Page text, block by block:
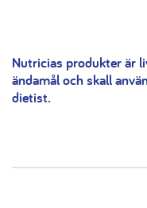
Nutricias produkter är
ändamål och skall
dietist.